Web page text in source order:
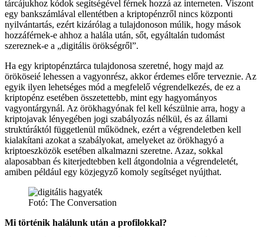
tárcájukhoz kódok segítségével férnek hozzá az interneten. Viszont
egy bankszámlával ellentétben a kriptopénzről nincs központi
nyilvántartás, ezért kizárólag a tulajdonoson múlik, hogy mások
hozzáférnek-e ahhoz a halála után, sőt, egyáltalán tudomást
szereznek-e a „digitális örökségről”.
Ha egy kriptopénztárca tulajdonosa szeretné, hogy majd az
örököseié lehessen a vagyonrész, akkor érdemes előre terveznie. Az
egyik ilyen lehetséges mód a megfelelő végrendelkezés, de ez a
kriptopénz esetében összetettebb, mint egy hagyományos
vagyontárgynál. Az örökhagyónak fel kell készülnie arra, hogy a
kriptojavak lényegében jogi szabályozás nélkül, és az állami
struktúráktól függetlenül működnek, ezért a végrendeletben kell
kialakítani azokat a szabályokat, amelyeket az örökhagyó a
kriptoeszközök esetében alkalmazni szeretne. Azaz, sokkal
alaposabban és kiterjedtebben kell átgondolnia a végrendeletét,
amiben például egy közjegyző komoly segítséget nyújthat.
Fotó: The Conversation
Mi történik halálunk után a profilokkal?